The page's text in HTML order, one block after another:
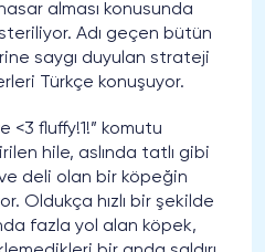
hasar alması konusunda
Adı geçen bütün
saygı duyulan strateji
Türkçe konuşuyor.
<3 fluffy!1!” komutu
hile, aslında tatlı gibi
deli olan bir köpeğin
Oldukça hızlı bir şekilde
fazla yol alan köpek,